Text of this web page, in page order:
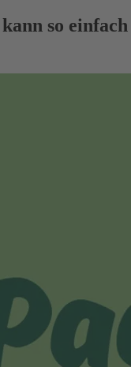
so einfach